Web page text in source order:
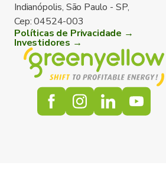
Indianópolis, São Paulo - SP,
Cep: 04524-003
Políticas de Privacidade →
Investidores →